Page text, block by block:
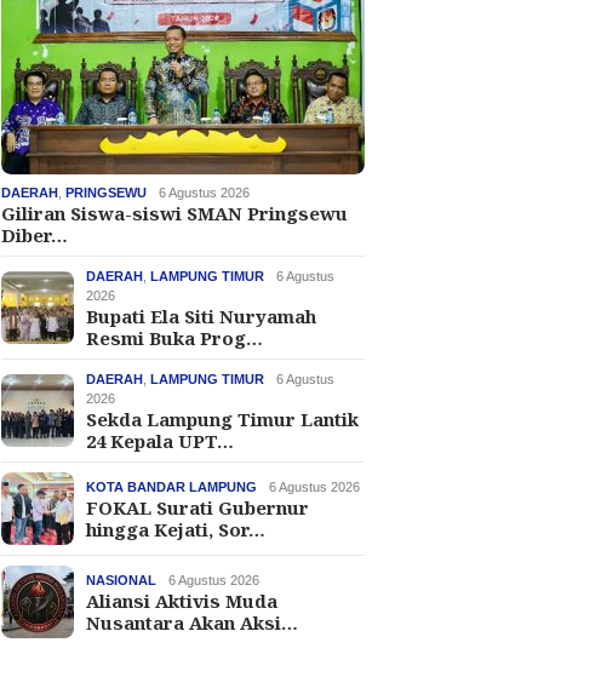
DAERAH ,PRINGSEWU 6 Agustus 2026
Giliran Siswa-siswi SMAN Pringsewu
Diber…
DAERAH ,LAMPUNG TIMUR
6 Agustus
2026
Bupati Ela Siti Nuryamah
Resmi Buka Prog…
DAERAH ,LAMPUNG TIMUR
6 Agustus
2026
Sekda Lampung Timur Lantik
24 Kepala UPT…
KOTA BANDAR LAMPUNG 6 Agustus 2026
FOKAL Surati Gubernur
hingga Kejati, Sor…
NASIONAL 6 Agustus 2026
Aliansi Aktivis Muda
Nusantara Akan Aksi…